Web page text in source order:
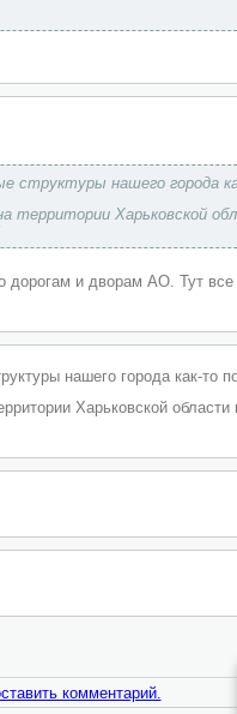
структуры нашего города
территории Харьковской
и дворам АО. Тут все
нашего города как-то
Харьковской
комментарий.